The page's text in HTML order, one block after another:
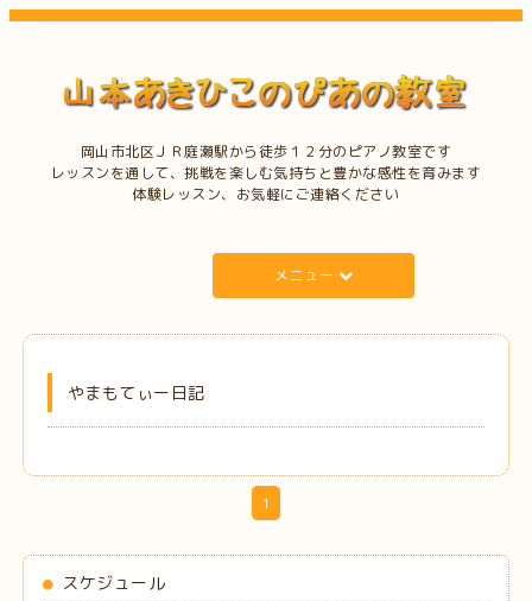
岡山市北区ＪＲ庭瀬駅から徒歩１２分のピアノ教室です
レッスンを通して、挑戦を楽しむ気持ちと豊かな感性を育みます
体験レッスン、お気軽にご連絡ください
メニュー
やまもてぃー日記
1
スケジュール